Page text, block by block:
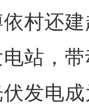
村还
站，
发电